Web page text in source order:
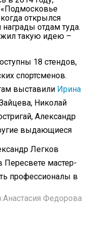
«Подмосковье
открылся
награды отдам туда.
такую идею –
18 стендов,
спортсменов.
выставили Ирина
Николай
Александр
выдающиеся
Легков
Пересвете мастер-
профессионалы в
Анастасия Федорова